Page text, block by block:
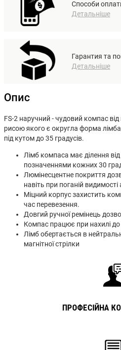
Способи
Детальніше
Гарантия та
Детальніше
Опис
FS-2 наручний - чудовий компас
рисою якого є округла форма
під кутом до 35 градусів.
Лімб компаса має ділення
позначеннями кожних 30
Люмінесцентне покриття
навіть при поганій видимості
Міцний корпус захистить
час перевезення.
Довгий ручної ремінець
Компас працює при нахилі до
Лімб обертається в
магнітної стрілки
ПРОФЕСІЙНА